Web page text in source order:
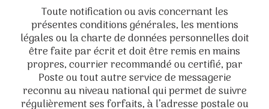
Toute notification ou avis concernant les
présentes conditions générales, les mentions
légales ou la charte de données personnelles doit
être faite par écrit et doit être remis en mains
propres, courrier recommandé ou certifié, par
Poste ou tout autre service de messagerie
reconnu au niveau national qui permet de suivre
régulièrement ses forfaits, à l’adresse postale ou